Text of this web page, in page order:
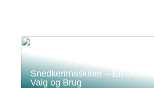
Snedkerimaskiner – En Guide til
Valg og Brug